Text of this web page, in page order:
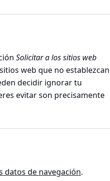
Solicitar a los sitios web
web que no establezcan
decidir ignorar tu
evitar son precisamente
datos de navegación.